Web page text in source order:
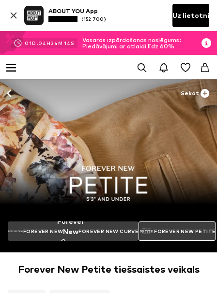
ABOUT YOU App
(152 700) Uz lietotni
01D.04H 24M 13 S
Vasaras izpārdošanas noslēgums:
Piedāvājumi ar atlaidi līdz 60%
Sekot
FOREVER NEW
Forever
New
Curve
FOREVER NEW CURVE FOREVER NEW PETITE
Forever New Petite tiešsaistes veikals